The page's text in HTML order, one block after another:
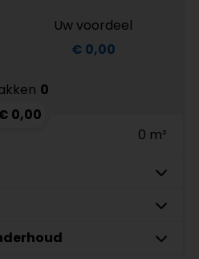
Uw voordeel
€ 0,00
0
0,00
0 m²
Aantal
SDN carbon 99 Meter